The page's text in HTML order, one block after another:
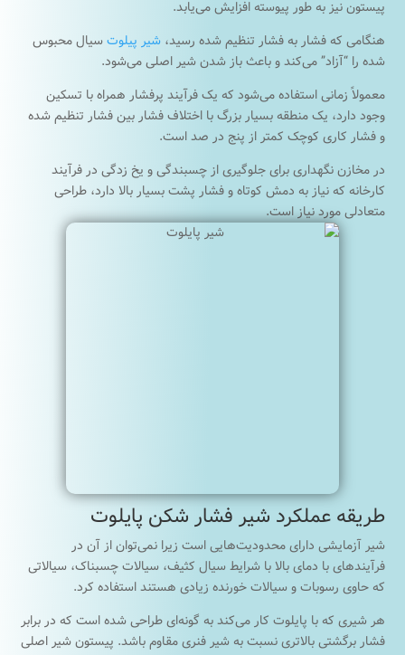
پیستون نیز به طور پیوسته افزایش می‌یابد.
هنگامی که فشار به فشار تنظیم شده رسید،شیر پیلوتسیال محبوس
شده را “آزاد” می‌کند و باعث باز شدن شیر اصلی می‌شود.
معمولاً زمانی استفاده می‌شود که یک فرآیند پرفشار همراه با تسکین
وجود دارد، یک منطقه بسیار بزرگ با اختلاف فشار بین فشار تنظیم شده
و فشار کاری کوچک کمتر از پنج در صد است.
در مخازن نگهداری برای جلوگیری از چسبندگی و یخ زدگی در فرآیند
کارخانه که نیاز به دمش کوتاه و فشار پشت بسیار بالا دارد، طراحی
متعادلی مورد نیاز است.
طریقه عملکرد شیر فشار شکن پایلوت
شیر آزمایشی دارای محدودیت‌هایی است زیرا نمی‌توان از آن در
فرآیندهای با دمای بالا با شرایط سیال کثیف، سیالات چسبناک، سیالاتی
که حاوی رسوبات و سیالات خورنده زیادی هستند استفاده کرد.
هر شیری که با پایلوت کار می‌کند به گونه‌ای طراحی شده است که در برابر
فشار برگشتی بالاتری نسبت به شیر فنری مقاوم باشد. پیستون شیر اصلی